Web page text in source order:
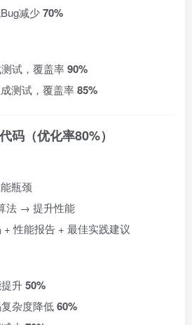
减少70%
测试，覆盖率90%
成测试，覆盖率85%
码（优化率80%）
瓶颈
法 → 提升性能
性能报告 + 最佳实践建议
升50%
复杂度降低60%